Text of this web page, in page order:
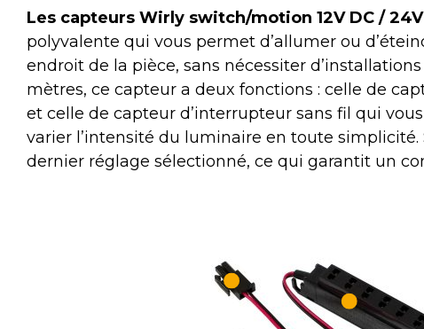
Les capteurs Wirly switch/motion 12V DC / 24V
polyvalente qui vous permet d’allumer ou
endroit de la pièce, sans nécessiter
mètres, ce capteur a deux fonctions : celle de
et celle de capteur d’interrupteur sans fil qui
varier l’intensité du luminaire en toute
dernier réglage sélectionné, ce qui garantit un